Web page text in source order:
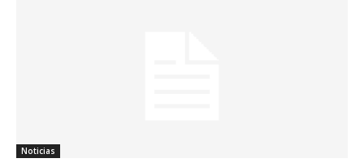
Noticias